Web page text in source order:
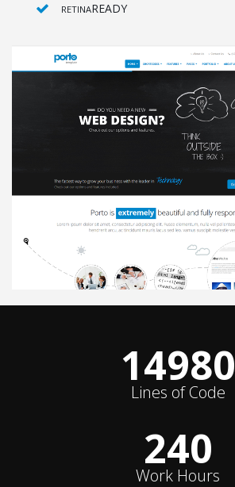
RETINAREADY
15000
Lines of Code
240
Work Hours